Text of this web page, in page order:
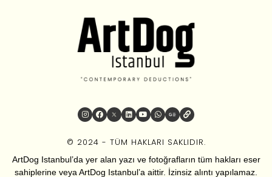
© 2024 - TÜM HAKLARI SAKLIDIR.
ArtDog Istanbul’da yer alan yazı ve fotoğrafların tüm hakları eser
sahiplerine veya ArtDog Istanbul’a aittir. İzinsiz alıntı yapılamaz.